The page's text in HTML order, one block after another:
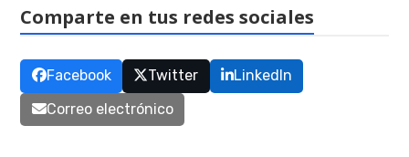
Comparte en tus redes sociales
Facebook Twitter
LinkedIn
Correo electrónico